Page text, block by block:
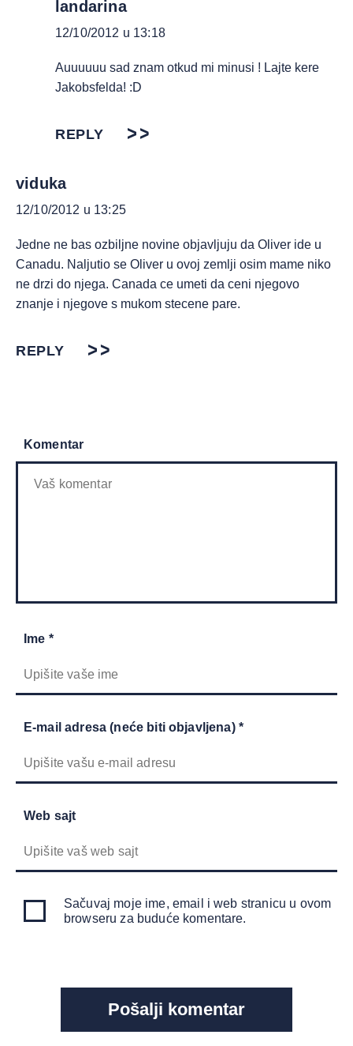
landarina
12/10/2012 u 13:18
Auuuuuu sad znam otkud mi minusi ! Lajte kere
Jakobsfelda! :D
REPLY
viduka
12/10/2012 u 13:25
Jedne ne bas ozbiljne novine objavljuju da Oliver ide u
Canadu. Naljutio se Oliver u ovoj zemlji osim mame niko
ne drzi do njega. Canada ce umeti da ceni njegovo
znanje i njegove s mukom stecene pare.
REPLY
Komentar
Ime *
E-mail adresa (neće biti objavljena) *
Web sajt
Sačuvaj moje ime, email i web stranicu u ovom
browseru za buduće komentare.